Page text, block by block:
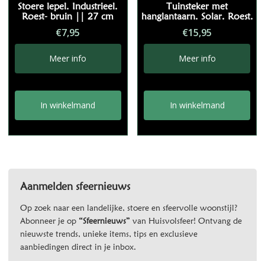
Stoere lepel. Industrieel.
Roest- bruin || 27 cm
€7,95
Meer info
In winkelmand
Tuinsteker met
hanglantaarn. Solar. Roest.
€15,95
Meer info
In winkelmand
Aanmelden sfeernieuws
Op zoek naar een landelijke, stoere en sfeervolle woonstijl?
Abonneer je op “Sfeernieuws” van Huisvolsfeer! Ontvang de
nieuwste trends, unieke items, tips en exclusieve
aanbiedingen direct in je inbox.